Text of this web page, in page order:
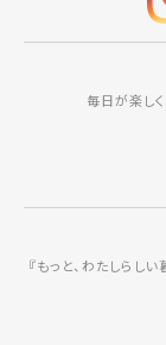
毎日が楽し
『もっと、わたしらし